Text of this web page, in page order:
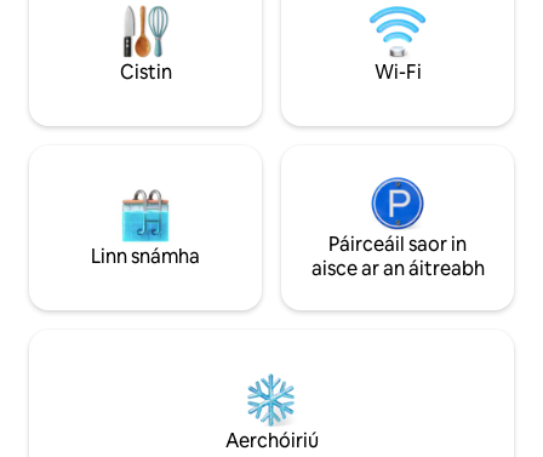
thaistealaithe aonair go New Orleans ar
mian leo blaiseadh a fháil den chathair ar
bhealach níos áitiúla agus níos sómasaí.
Deimhneofar d'áirithint ar an bpointe. Tá
bunriachtanais cistine agus folctha
eisceachtúil. Beidh tú in ann rochtain a
fháil ar an aonad iomlán 1 br/1ba, ar an
bpóirse tosaigh agus ar an gclós. Táimid
ar fáil ar an bhfón, ar ríomhphost, nó ar
leisce ort teagmháil a dhéanamh linn má
District/ Magazine Street ar cheann de
na comharsanachtaí is sine agus is treise
in New Orleans, ina bhfuil meascán de
Fraince, Super
Coinbhinsiúin,
uisceadán,
ISTEACH
fhoirgneamh
geal oscailte le
bhfoirgneamh
insiúlta agus
agat. Deic dín le mionchuisneoir gríoscán
beárbaiciú. Seomra
bhfuil ardán agus
Cistin Wi-Fi
Linn snámha
Páirceáil saor in
aisce ar an áitreabh
Aerchóiriú